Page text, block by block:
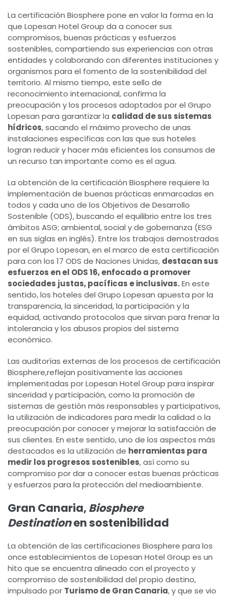
La certificación Biosphere pone en valor la forma en la
que Lopesan Hotel Group da a conocer sus
compromisos, buenas prácticas y esfuerzos
sostenibles, compartiendo sus experiencias con otras
entidades y colaborando con diferentes instituciones y
organismos para el fomento de la sostenibilidad del
territorio. Al mismo tiempo, este sello de
reconocimiento internacional, confirma la
preocupación y los procesos adoptados por el Grupo
Lopesan para garantizar la calidad de sus sistemas
hídricos, sacando el máximo provecho de unas
instalaciones específicas con las que sus hoteles
logran reducir y hacer más eficientes los consumos de
un recurso tan importante como es el agua.
La obtención de la certificación Biosphere requiere la
implementación de buenas prácticas enmarcadas en
todos y cada uno de los Objetivos de Desarrollo
Sostenible (ODS), buscando el equilibrio entre los tres
ámbitos ASG; ambiental, social y de gobernanza (ESG
en sus siglas en inglés). Entre los trabajos demostrados
por el Grupo Lopesan, en el marco de esta certificación
para con los 17 ODS de Naciones Unidas, destacan sus
esfuerzos en el ODS 16, enfocado a promover
sociedades justas, pacíficas e inclusivas.En este
sentido, los hoteles del Grupo Lopesan apuesta por la
transparencia, la sinceridad, la participación y la
equidad, activando protocolos que sirvan para frenar la
intolerancia y los abusos propios del sistema
económico.
Las auditorías externas de los procesos de certificación
Biosphere,reflejan positivamente las acciones
implementadas por Lopesan Hotel Group para inspirar
sinceridad y participación, como la promoción de
sistemas de gestión más responsables y participativos,
la utilización de indicadores para medir la calidad o la
preocupación por conocer y mejorar la satisfacción de
sus clientes. En este sentido, uno de los aspectos más
destacados es la utilización de herramientas para
medir los progresos sostenibles, así como su
compromiso por dar a conocer estas buenas prácticas
y esfuerzos para la protección del medioambiente.
Gran Canaria, Biosphere
Destinationen sostenibilidad
La obtención de las certificaciones Biosphere para los
once establecimientos de Lopesan Hotel Group es un
hito que se encuentra alineado con el proyecto y
compromiso de sostenibilidad del propio destino,
impulsado por Turismo de Gran Canaria, y que se vio